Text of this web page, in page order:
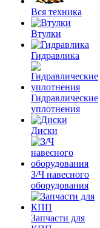
Вся техника
Втулки
Гидравлика
Гидравлические
уплотнения
Диски
З/Ч навесного
оборудования
Запчасти для